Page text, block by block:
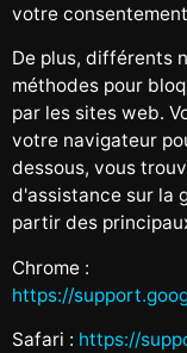
votre
De plus, différents
méthodes pour
par les sites web.
votre navigateur
dessous, vous
d'assistance sur la
partir des
Chrome :
https://
Safari : https://